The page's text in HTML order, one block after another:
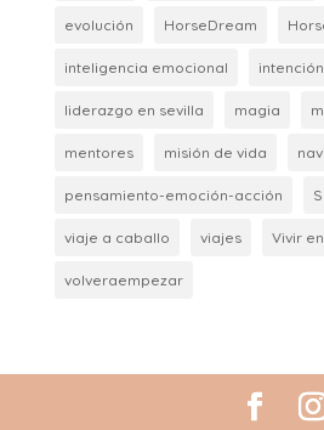
evolución HorseDream
inteligencia emocional intención
liderazgo en sevilla magia
mentores misión de vida
pensamiento-emoción-acción
viaje a caballo viajes Vivir
volveraempezar